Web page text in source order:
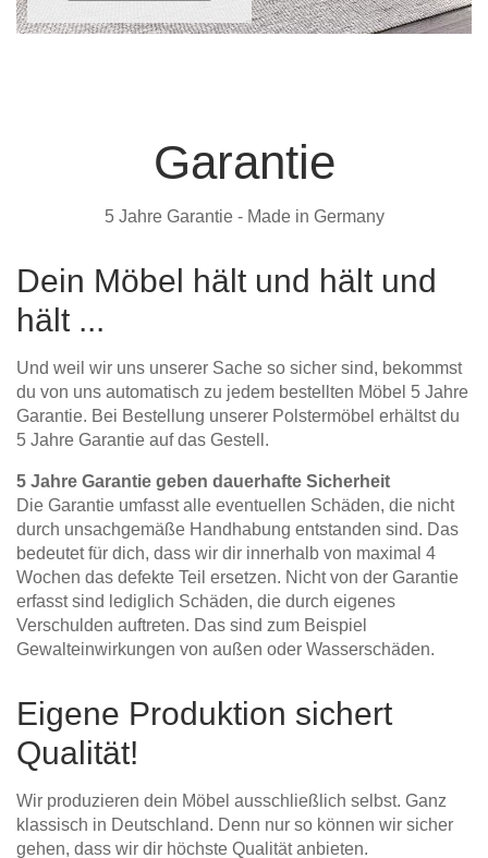
Garantie
5 Jahre Garantie - Made in Germany
Dein Möbel hält und hält und
hält ...
Und weil wir uns unserer Sache so sicher sind, bekommst
du von uns automatisch zu jedem bestellten Möbel 5 Jahre
Garantie. Bei Bestellung unserer Polstermöbel erhältst du
5 Jahre Garantie auf das Gestell.
5 Jahre Garantie geben dauerhafte Sicherheit
Die Garantie umfasst alle eventuellen Schäden, die nicht
durch unsachgemäße Handhabung entstanden sind. Das
bedeutet für dich, dass wir dir innerhalb von maximal 4
Wochen das defekte Teil ersetzen. Nicht von der Garantie
erfasst sind lediglich Schäden, die durch eigenes
Verschulden auftreten. Das sind zum Beispiel
Gewalteinwirkungen von außen oder Wasserschäden.
Eigene Produktion sichert
Qualität!
Wir produzieren dein Möbel ausschließlich selbst. Ganz
klassisch in Deutschland. Denn nur so können wir sicher
gehen, dass wir dir höchste Qualität anbieten.